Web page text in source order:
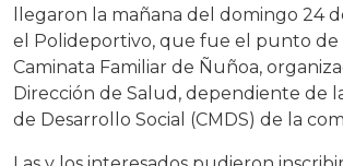
llegaron la mañana del domingo 24
el Polideportivo, que fue el punto de
Caminata Familiar de Ñuñoa,
Dirección de Salud, dependiente de
de Desarrollo Social (CMDS) de la